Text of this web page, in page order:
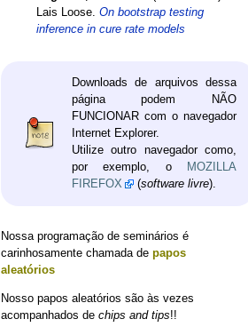
Lais Loose.On bootstrap testing
inference in cure rate models
Downloads de arquivos dessa
página podem NÃO
FUNCIONAR com o navegador
Internet Explorer.
Utilize outro navegador como,
por exemplo, o
MOZILLA
FIREFOX
(software livre).
Nossa programação de seminários é
carinhosamente chamada de papos
aleatórios
Nosso papos aleatórios são às vezes
acompanhados de chips and tips!!